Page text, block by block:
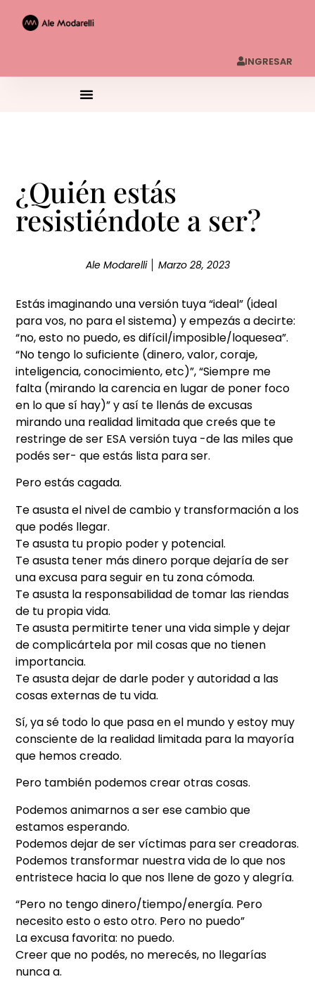
INGRESAR
¿Quién estás
resistiéndote a ser?
Ale Modarelli Marzo 28, 2023
Estás imaginando una versión tuya “ideal” (ideal
para vos, no para el sistema) y empezás a decirte:
“no, esto no puedo, es difícil/imposible/loquesea”.
“No tengo lo suficiente (dinero, valor, coraje,
inteligencia, conocimiento, etc)”, “Siempre me
falta (mirando la carencia en lugar de poner foco
en lo que sí hay)” y así te llenás de excusas
mirando una realidad limitada que creés que te
restringe de ser ESA versión tuya -de las miles que
podés ser- que estás lista para ser.
Pero estás cagada.
Te asusta el nivel de cambio y transformación a los
que podés llegar.
Te asusta tu propio poder y potencial.
Te asusta tener más dinero porque dejaría de ser
una excusa para seguir en tu zona cómoda.
Te asusta la responsabilidad de tomar las riendas
de tu propia vida.
Te asusta permitirte tener una vida simple y dejar
de complicártela por mil cosas que no tienen
importancia.
Te asusta dejar de darle poder y autoridad a las
cosas externas de tu vida.
Sí, ya sé todo lo que pasa en el mundo y estoy muy
consciente de la realidad limitada para la mayoría
que hemos creado.
Pero también podemos crear otras cosas.
Podemos animarnos a ser ese cambio que
estamos esperando.
Podemos dejar de ser víctimas para ser creadoras.
Podemos transformar nuestra vida de lo que nos
entristece hacia lo que nos llene de gozo y alegría.
“Pero no tengo dinero/tiempo/energía. Pero
necesito esto o esto otro. Pero no puedo”
La excusa favorita: no puedo.
Creer que no podés, no merecés, no llegarías
nunca a.